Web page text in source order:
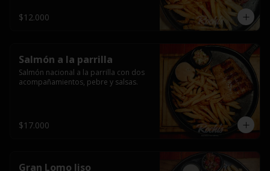
$12.000
Salmón a la parrilla
Salmón nacional a la parrilla con dos
acompañamientos, pebre y salsas.
$17.000
Gran Lomo liso